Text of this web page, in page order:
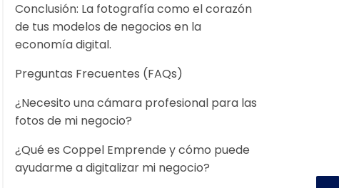
Conclusión: La fotografía como el corazón
de tus modelos de negocios en la
economía digital.
Preguntas Frecuentes (FAQs)
¿Necesito una cámara profesional para las
fotos de mi negocio?
¿Qué es Coppel Emprende y cómo puede
ayudarme a digitalizar mi negocio?